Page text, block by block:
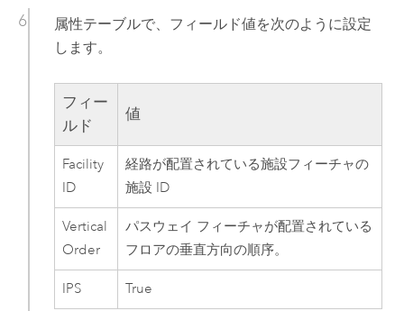
属性テーブルで、フィールド値を次のように設定
します。
フィー
ルド
値
Facility
ID
経路が配置されている施設フィーチャの
施設 ID
Vertical
Order
パスウェイ フィーチャが配置されている
フロアの垂直方向の順序。
IPS True